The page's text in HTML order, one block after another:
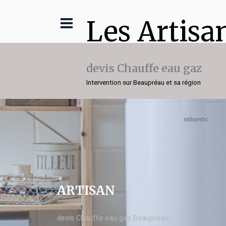
Les
devis Chauffe eau gaz
Intervention sur Beaupréau et sa région
ARTISAN
devis Chauffe eau gaz Beaupréau